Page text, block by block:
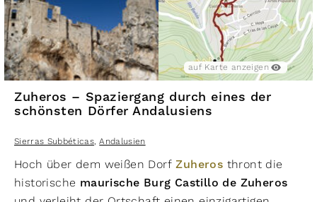
auf Karte anzeigen
Zuheros – Spaziergang durch eines der
schönsten Dörfer Andalusiens
Sierras Subbéticas, Andalusien
Hoch über dem weißen Dorf Zuheros thront die
historische maurische Burg Castillo de Zuheros